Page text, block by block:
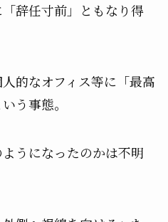
辞任寸前」ともなり得
的なオフィス等に「最高
う事態。
うになったのかは不明